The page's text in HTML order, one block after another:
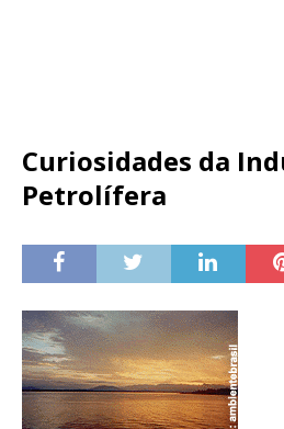
Curiosidades da
Petrolífera